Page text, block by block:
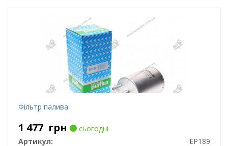
Фільтр палива
1 477 грн
сьогодні
Артикул:
EP189